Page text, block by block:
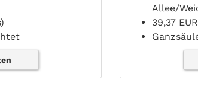
Allee/
39,37